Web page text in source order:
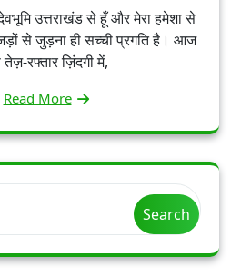
उत्तराखंड से हूँ और मेरा हमेशा से
जड़ों से जुड़ना ही सच्ची प्रगति है। आज
रफ्तार ज़िंदगी में,
Read More
Search